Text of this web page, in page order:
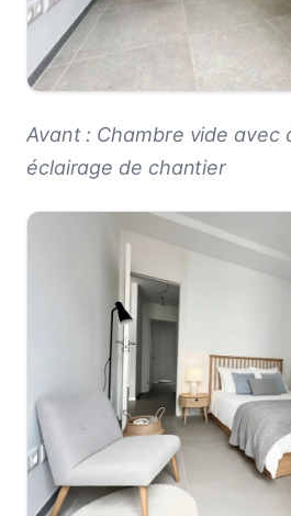
Avant : Chambre vide avec
éclairage de chantier